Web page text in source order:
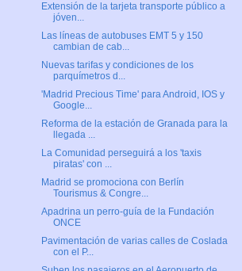
Extensión de la tarjeta transporte público a
jóven...
Las líneas de autobuses EMT 5 y 150
cambian de cab...
Nuevas tarifas y condiciones de los
parquímetros d...
'Madrid Precious Time' para Android, IOS y
Google...
Reforma de la estación de Granada para la
llegada ...
La Comunidad perseguirá a los 'taxis
piratas' con ...
Madrid se promociona con Berlín
Tourismus & Congre...
Apadrina un perro-guía de la Fundación
ONCE
Pavimentación de varias calles de Coslada
con el P...